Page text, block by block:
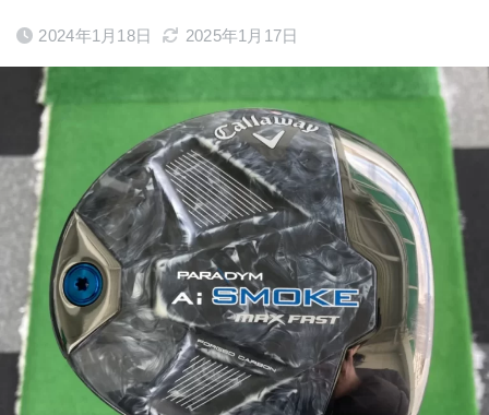
2024年1月18日 2025年1月17日